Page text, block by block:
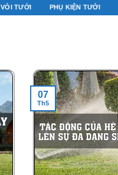
VÒI TƯỚI PHỤ KIỆN TƯỚI
07
Th5